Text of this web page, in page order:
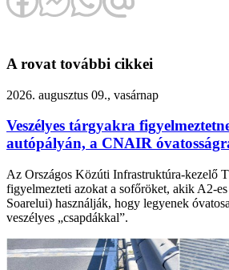
A rovat további cikkei
2026. augusztus 09., vasárnap
Veszélyes tárgyakra
autópályán, a CNAIR
Az Országos Közúti Infrastruktúra-kezelő
figyelmezteti azokat a sofőröket, akik A2-
Soarelui) használják, hogy legyenek
veszélyes „csapdákkal”.